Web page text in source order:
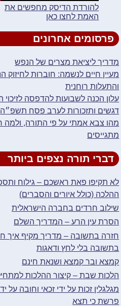
להורדת הדיסק מחפשים את
האמת לחצו כאן
פרסומים אחרונים
מדריך ליציאת מצרים של הנפש
מעיין חיים לנשמה: חוברות לחיזוק
והתעלות רוחנית
עלון הכנה לשבועות להדפסה לזיכוי
דגשים ותזכורות לערב פסח תשפ״ה
מהו צבא אמתי על פי התורה, ולמה
מתגייסים
דברי תורה נצפים ביותר
לא תקיפו פאת ראשכם – גילוח
ההלכה (כולל איורים והסברים)
שילוב חרדים בחברה הישראלית
הסרת עין הרע – המדריך השלם
חזרה בתשובה – מדריך מקיף איך
בתשובה בלי לחץ ודאגות
קמצא ובר קמצא ושנאת חינם
הלכות שבת – קיצור ההלכות
מגלגלין זכות על ידי זכאי וחובה על
פרשת כי תצא